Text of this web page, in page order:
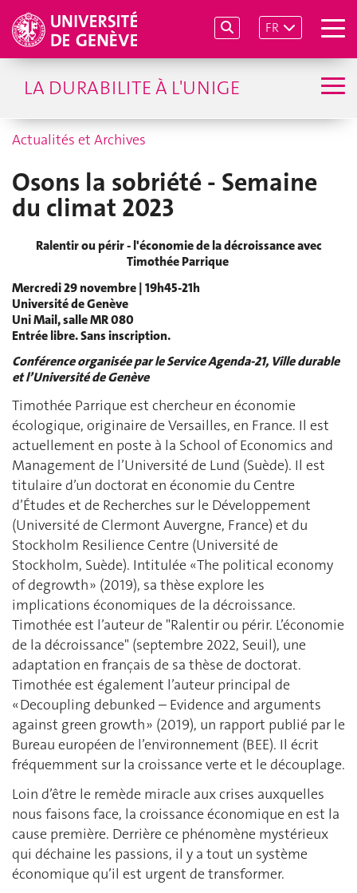
FR
LA DURABILITE À L'UNIGE
Actualités et Archives
Osons la sobriété - Semaine
du climat 2023
Ralentir ou périr - l'économie de la décroissance avec
Timothée Parrique
Mercredi 29 novembre | 19h45-21h
Université de Genève
Uni Mail, salle MR 080
Entrée libre. Sans inscription.
Conférence organisée par le Service Agenda-21, Ville durable
et l’Université de Genève
Timothée Parrique est chercheur en économie
écologique, originaire de Versailles, en France. Il est
actuellement en poste à la School of Economics and
Management de l’Université de Lund (Suède). Il est
titulaire d’un doctorat en économie du Centre
d’Études et de Recherches sur le Développement
(Université de Clermont Auvergne, France) et du
Stockholm Resilience Centre (Université de
Stockholm, Suède). Intitulée « The political economy
of degrowth » (2019), sa thèse explore les
implications économiques de la décroissance.
Timothée est l’auteur de "Ralentir ou périr. L’économie
de la décroissance" (septembre 2022, Seuil), une
adaptation en français de sa thèse de doctorat.
Timothée est également l’auteur principal de
« Decoupling debunked – Evidence and arguments
against green growth » (2019), un rapport publié par le
Bureau européen de l’environnement (BEE). Il écrit
fréquemment sur la croissance verte et le découplage.
Loin d’être le remède miracle aux crises auxquelles
nous faisons face, la croissance économique en est la
cause première. Derrière ce phénomène mystérieux
qui déchaine les passions, il y a tout un système
économique qu’il est urgent de transformer.